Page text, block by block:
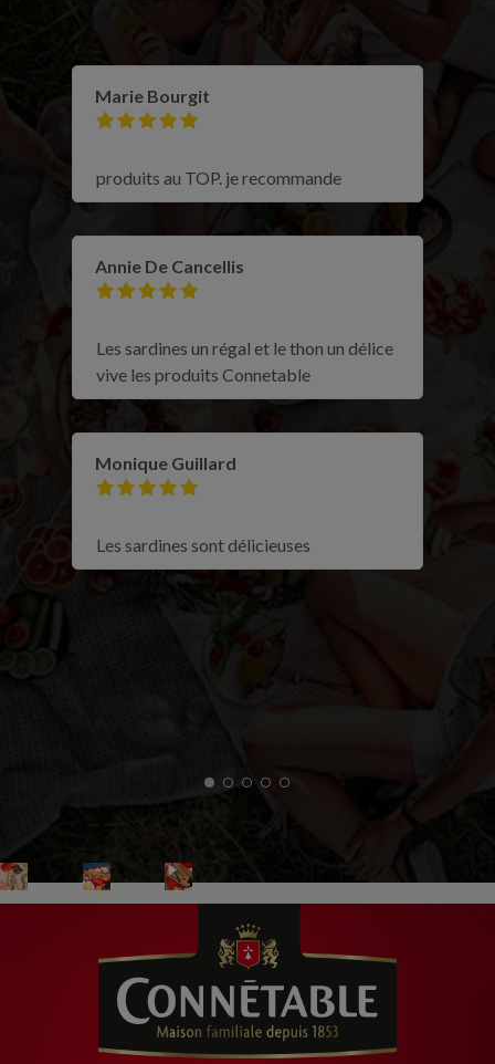
Marie Bourgit
produits au TOP. je recommande
Annie De Cancellis
Les sardines un régal et le thon un délice
vive les produits Connetable
Monique Guillard
Les sardines sont délicieuses